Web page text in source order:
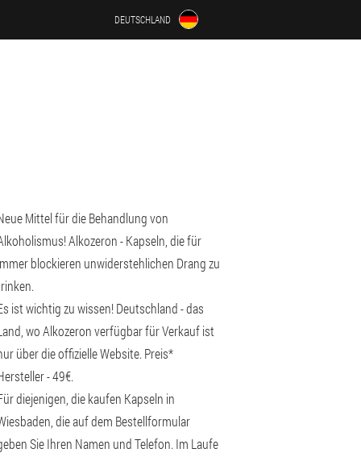
DEUTSCHLAND
Mittel für die Behandlung von
Alkozeron - Kapseln, die für
blockieren unwiderstehlichen Drang zu
ist wichtig zu wissen! Deutschland - das
wo Alkozeron verfügbar für Verkauf ist
über die offizielle Website. Preis*
- 49€.
diejenigen, die kaufen Kapseln in
die auf dem Bestellformular
Sie Ihren Namen und Telefon. Im Laufe